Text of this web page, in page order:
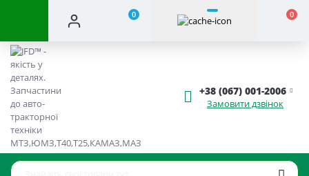
0 0
+38 (067) 001-2006
Замовити дзвінок